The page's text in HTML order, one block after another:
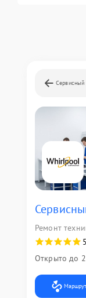
Сервисный
Ремонт
Открыто до
Маршрут